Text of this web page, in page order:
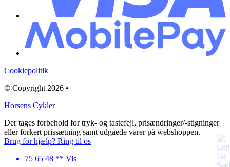
Cookiepolitik
© Copyright 2026 •
Horsens Cykler
Der tages forbehold for tryk- og tastefejl, prisændringer/-stigninger
eller forkert prissætning samt udgåede varer på webshoppen.
Brug for hjælp? Ring til os
75 65 48 ** Vis